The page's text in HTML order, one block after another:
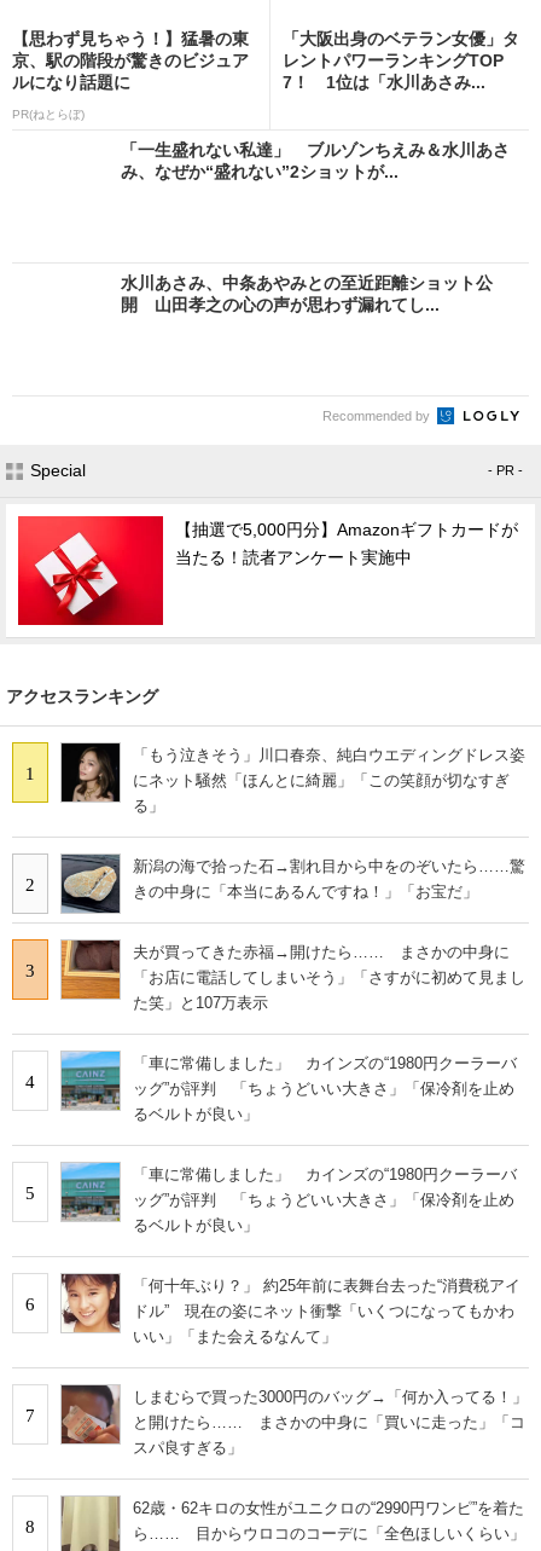
【思わず見ちゃう！】猛暑の東
京、駅の階段が驚きのビジュア
ルになり話題に
PR(ねとらぼ)
「大阪出身のベテラン女優」タ
レントパワーランキングTOP
7！ 1位は「水川あさみ...
「一生盛れない私達」 ブルゾンちえみ＆水川あさ
み、なぜか“盛れない”2ショットが...
水川あさみ、中条あやみとの至近距離ショット公
開 山田孝之の心の声が思わず漏れてし...
Recommended by
Special - PR -
【抽選で5,000円分】Amazonギフトカードが
当たる！読者アンケート実施中
アクセスランキング
1
「もう泣きそう」川口春奈、純白ウエディングドレス姿
にネット騒然「ほんとに綺麗」「この笑顔が切なすぎ
る」
2
新潟の海で拾った石→割れ目から中をのぞいたら……驚
きの中身に「本当にあるんですね！」「お宝だ」
3
夫が買ってきた赤福→開けたら…… まさかの中身に
「お店に電話してしまいそう」「さすがに初めて見まし
た笑」と107万表示
4
「車に常備しました」 カインズの“1980円クーラーバ
ッグ”が評判 「ちょうどいい大きさ」「保冷剤を止め
るベルトが良い」
5
「車に常備しました」 カインズの“1980円クーラーバ
ッグ”が評判 「ちょうどいい大きさ」「保冷剤を止め
るベルトが良い」
6
「何十年ぶり？」 約25年前に表舞台去った“消費税アイ
ドル” 現在の姿にネット衝撃「いくつになってもかわ
いい」「また会えるなんて」
7
しまむらで買った3000円のバッグ→「何か入ってる！」
と開けたら…… まさかの中身に「買いに走った」「コ
スパ良すぎる」
8
62歳・62キロの女性がユニクロの“2990円ワンピ”を着た
ら…… 目からウロコのコーデに「全色ほしいくらい」